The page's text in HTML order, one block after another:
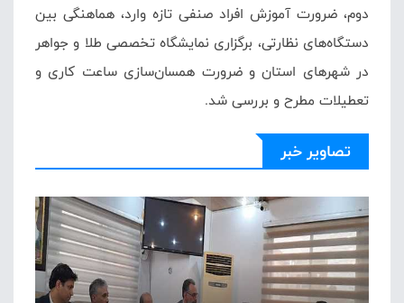
دوم، ضرورت آموزش افراد صنفی تازه وارد، هماهنگی بین
دستگاه‌های نظارتی، برگزاری نمایشگاه تخصصی طلا و جواهر
در شهرهای استان و ضرورت همسان‌سازی ساعت کاری و
تعطیلات مطرح و بررسی شد.
تصاویر خبر